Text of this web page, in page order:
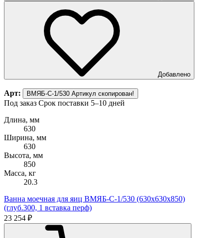
Добавлено
Арт: ВМЯБ-С-1/530 Артикул скопирован!
Под заказ Срок поставки 5–10 дней
Длина, мм
630
Ширина, мм
630
Высота, мм
850
Масса, кг
20.3
Ванна моечная для яиц ВМЯБ-С-1/530 (630х630х850)
(глуб.300, 1 вставка перф)
23 254 ₽